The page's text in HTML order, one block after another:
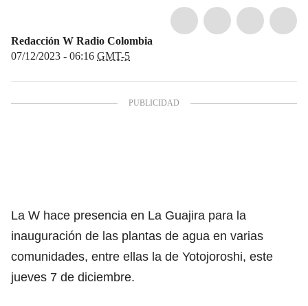
Redacción W Radio Colombia
07/12/2023 - 06:16 GMT-5
La W hace presencia en La Guajira para la
inauguración de las plantas de agua en varias
comunidades, entre ellas la de Yotojoroshi, este
jueves 7 de diciembre.